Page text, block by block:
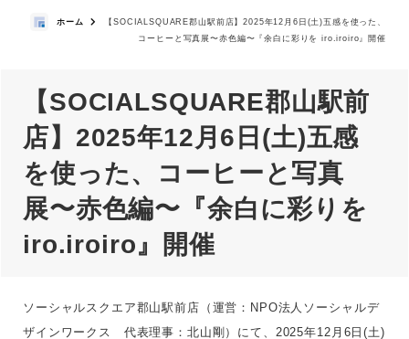
ホーム
【SOCIALSQUARE郡山駅前店】2025年12月6日(土)五感を使った、
コーヒーと写真展〜赤色編〜『余白に彩りを iro.iroiro』開催
【SOCIALSQUARE郡山駅前
店】2025年12月6日(土)五感
を使った、コーヒーと写真
展〜赤色編〜『余白に彩りを
iro.iroiro』開催
ソーシャルスクエア郡山駅前店（運営：NPO法人ソーシャルデ
ザインワークス 代表理事：北山剛）にて、2025年12月6日(土)